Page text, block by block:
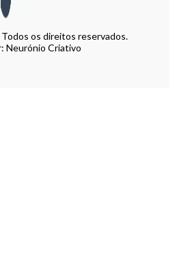
os direitos reservados.
Neurónio Criativo